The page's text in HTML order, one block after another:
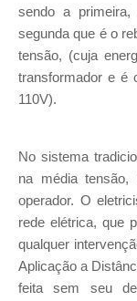
sendo a
segunda que é o
tensão, (cuja
transformador e é
110V).
No sistema
na média
operador. O
rede elétrica, que
qualquer
Aplicação a
feita sem seu